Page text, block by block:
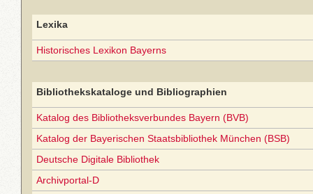
Lexika
Historisches Lexikon Bayerns
Bibliothekskataloge und Bibliographien
Katalog des Bibliotheksverbundes Bayern (BVB)
Katalog der Bayerischen Staatsbibliothek München (BSB)
Deutsche Digitale Bibliothek
Archivportal-D